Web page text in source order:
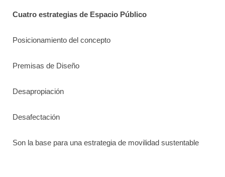
Cuatro estrategias de Espacio Público
Posicionamiento del concepto
Premisas de Diseño
Desapropiación
Desafectación
Son la base para una estrategia de movilidad sustentable